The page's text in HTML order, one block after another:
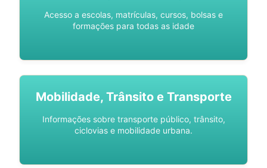
Acesso a escolas, matrículas, cursos, bolsas e
formações para todas as idade
Mobilidade, Trânsito e Transporte
Informações sobre transporte público, trânsito,
ciclovias e mobilidade urbana.